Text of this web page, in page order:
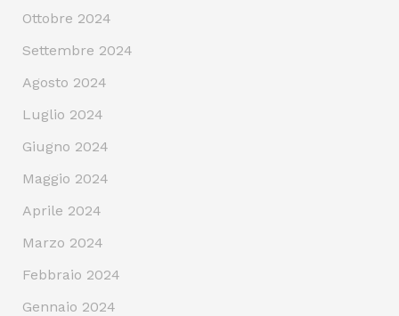
Ottobre 2024
Settembre 2024
Agosto 2024
Luglio 2024
Giugno 2024
Maggio 2024
Aprile 2024
Marzo 2024
Febbraio 2024
Gennaio 2024